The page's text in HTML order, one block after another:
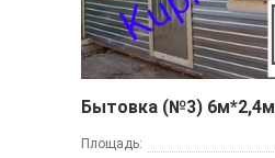
Бытовка (№3) 6м*2,4м
Площадь: